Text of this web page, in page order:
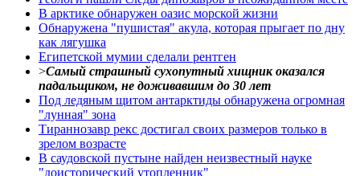
В арктике обнаружен оазис морской жизни
Обнаружена "пушистая" акула, которая прыгает по дну
как лягушка
Египетской мумии сделали рентген
>Самый страшный сухопутный хищник оказался
падальщиком, не доживавшим до 30 лет
Под ледяным щитом антарктиды обнаружена огромная
"лунная" зона
Тираннозавр рекс достигал своих размеров только в
зрелом возрасте
В саудовской пустыне найден неизвестный науке
"доисторический утопленник"